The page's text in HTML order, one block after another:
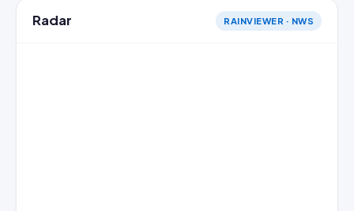
Radar RAINVIEWER · NWS